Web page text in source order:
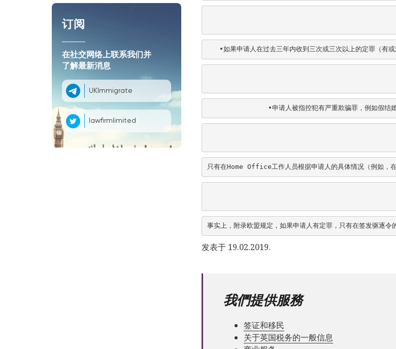
订阅
在社交网络上联系我们并
了解最新消息
UKImmigrate
lawfirmlimited
∙如果申请人在过去三年内收到三次或三次以上的定罪（有
∙申请人被指控犯有严重欺骗罪，例如假结婚或
只有在Home Office工作人员根据申请人的具体情况（例如，
事实上，附录欧盟规定，如果申请人有定罪，只有在签发驱逐
发表于 19.02.2019.
我們提供服務
签证和移民
关于英国税务的一般信息